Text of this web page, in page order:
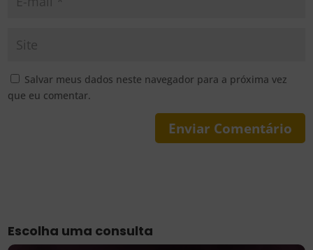
Salvar meus dados neste navegador para a próxima vez
que eu comentar.
Escolha uma consulta